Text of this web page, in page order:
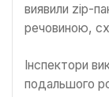
виявили zip-
речовиною,
Інспектори
подальшого